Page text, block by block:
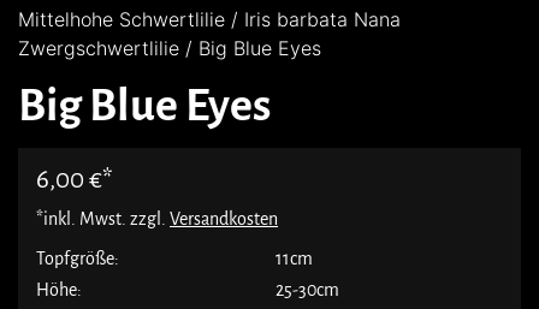
Mittelhohe Schwertlilie / Iris barbata Nana
Zwergschwertlilie / Big Blue Eyes
Big Blue Eyes
6,00 €
*inkl. Mwst. zzgl. Versandkosten
Topfgröße:
11cm
Höhe:
25-30cm